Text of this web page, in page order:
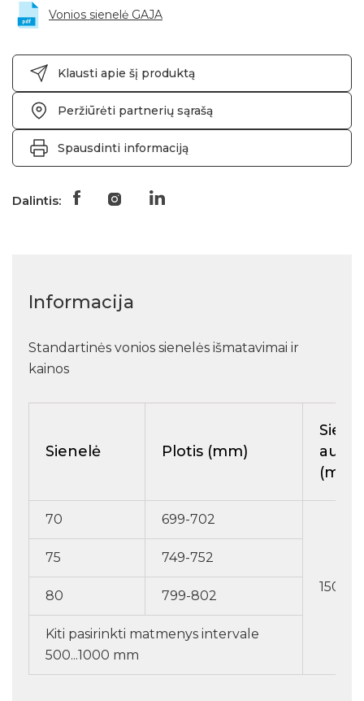
Vonios sienelė GAJA
Klausti apie šį produktą
Peržiūrėti partnerių sąrašą
Spausdinti informaciją
Dalintis:
Informacija
Standartinės vonios sienelės išmatavimai ir
kainos
Sienelė Plotis (mm)
(mm)
70 699-702
1500
75 749-752
80 799-802
Kiti pasirinkti matmenys intervale
500...1000 mm